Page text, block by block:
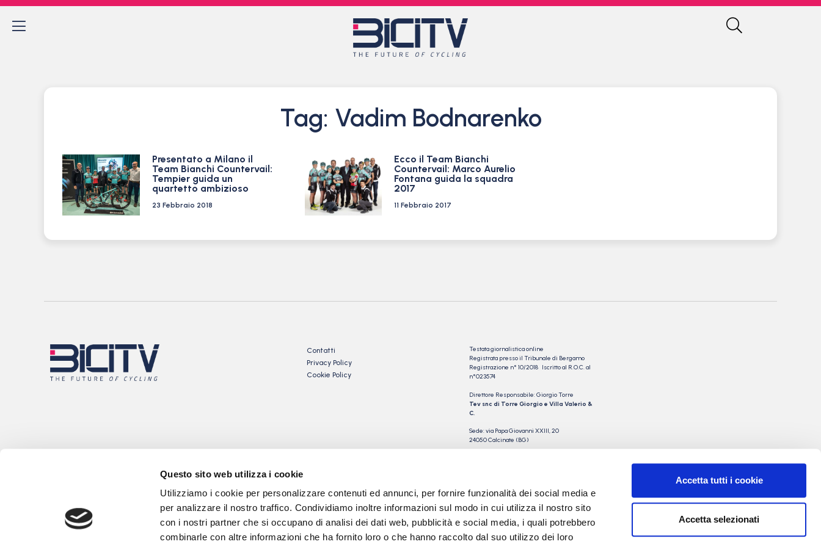
Questo sito web utilizza i cookie
Utilizziamo i cookie per personalizzare contenuti ed annunci, per fornire funzionalità dei social media e
per analizzare il nostro traffico. Condividiamo inoltre informazioni sul modo in cui utilizza il nostro sito
con i nostri partner che si occupano di analisi dei dati web, pubblicità e social media, i quali potrebbero
combinarle con altre informazioni che ha fornito loro o che hanno raccolto dal suo utilizzo dei loro
Accetta tutti i cookie
Accetta selezionati
Tag: Vadim Bodnarenko
Presentato a Milano il
Team Bianchi Countervail:
Tempier guida un
quartetto ambizioso
23 Febbraio 2018
Ecco il Team Bianchi
Countervail: Marco Aurelio
Fontana guida la squadra
2017
11 Febbraio 2017
Contatti
Privacy Policy
Cookie Policy
Testata giornalistica online
Registrata presso il Tribunale di Bergamo
Registrazione n° 10/2018 Iscritto al R.O.C. al
n°023574
Direttore Responsabile: Giorgio Torre
Tev snc di Torre Giorgio e Villa Valerio &
C.
Sede: via Papa Giovanni XXIII, 20
24050 Calcinate (BG)